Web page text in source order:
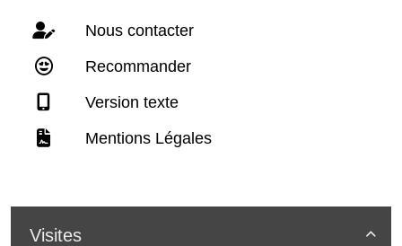
Nous contacter
Recommander
Version texte
Mentions Légales

Visites